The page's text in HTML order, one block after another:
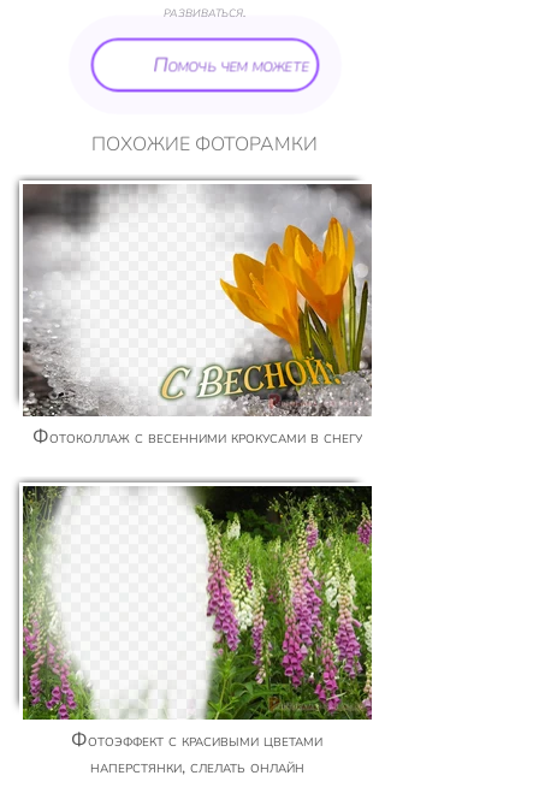
развиваться.
Помочь чем можете
ПОХОЖИЕ ФОТОРАМКИ
Фотоколлаж с весенними крокусами в снегу
Фотоэффект с красивыми цветами
наперстянки, слелать онлайн